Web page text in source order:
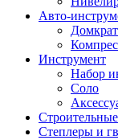
Авто-
Инструмент
Набор
Соло
Степлеры и